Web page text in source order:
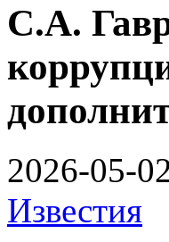
С.А.
2026-05-
Известия